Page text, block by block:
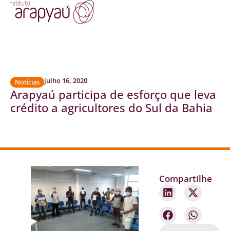
Notícias julho 16, 2020
Arapyaú participa de esforço que leva
crédito a agricultores do Sul da Bahia
Compartilhe